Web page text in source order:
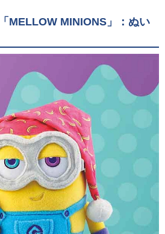
MELLOW MINIONS」：ぬい